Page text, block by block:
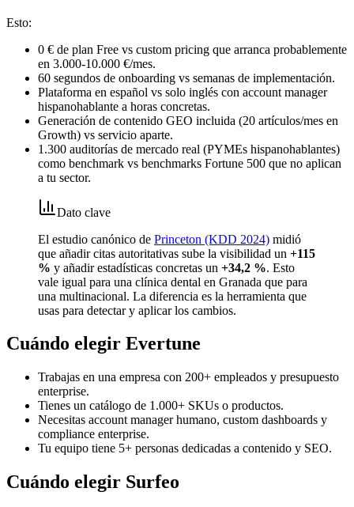
Esto:
0 € de plan Free vs custom pricing que arranca probablemente
en 3.000-10.000 €/mes.
60 segundos de onboarding vs semanas de implementación.
Plataforma en español vs solo inglés con account manager
hispanohablante a horas concretas.
Generación de contenido GEO incluida (20 artículos/mes en
Growth) vs servicio aparte.
1.300 auditorías de mercado real (PYMEs hispanohablantes)
como benchmark vs benchmarks Fortune 500 que no aplican
a tu sector.
Dato clave
El estudio canónico de Princeton (KDD 2024) midió
que añadir citas autoritativas sube la visibilidad un +115
% y añadir estadísticas concretas un +34,2 %. Esto
vale igual para una clínica dental en Granada que para
una multinacional. La diferencia es la herramienta que
usas para detectar y aplicar los cambios.
Cuándo elegir Evertune
Trabajas en una empresa con 200+ empleados y presupuesto
enterprise.
Tienes un catálogo de 1.000+ SKUs o productos.
Necesitas account manager humano, custom dashboards y
compliance enterprise.
Tu equipo tiene 5+ personas dedicadas a contenido y SEO.
Cuándo elegir Surfeo